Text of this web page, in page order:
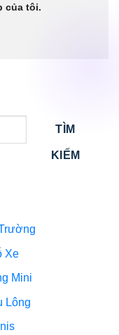
của tôi.
TÌM
KIẾM
Xe
Mini
Lông